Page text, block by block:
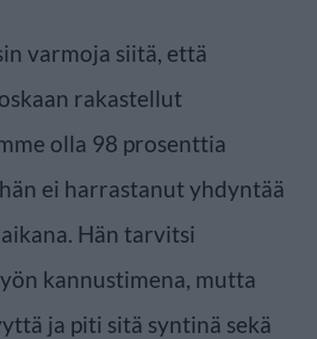
varmoja siitä, että
rakastellut
olla 98 prosenttia
ei harrastanut yhdyntää
Hän tarvitsi
kannustimena, mutta
ja piti sitä syntinä sekä